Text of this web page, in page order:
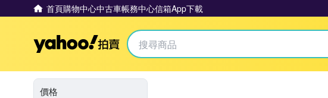
首頁購物中心中古車帳務中心信箱App下載
Yahoo拍賣
價格